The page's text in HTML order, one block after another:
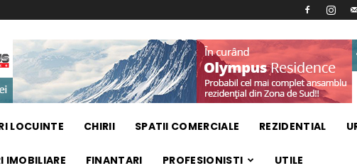
LOCUINTE CHIRII SPATII COMERCIALE REZIDENTIAL
IMOBILIARE FINANTARI PROFESIONISTI UTILE